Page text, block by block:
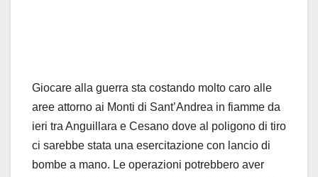
Giocare alla guerra sta costando molto caro alle
aree attorno ai Monti di Sant’Andrea in fiamme da
ieri tra Anguillara e Cesano dove al poligono di tiro
ci sarebbe stata una esercitazione con lancio di
bombe a mano. Le operazioni potrebbero aver